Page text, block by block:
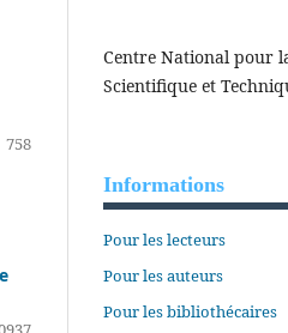
758
Centre National pour
Scientifique et
Informations
Pour les lecteurs
Pour les auteurs
Pour les bibliothécaires